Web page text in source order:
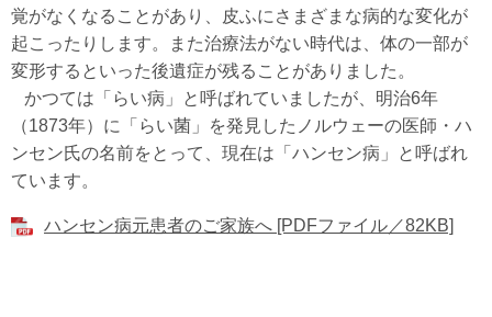
覚がなくなることがあり、皮ふにさまざまな病的な変化が
起こったりします。また治療法がない時代は、体の一部が
変形するといった後遺症が残ることがありました。
かつては「らい病」と呼ばれていましたが、明治6年
（1873年）に「らい菌」を発見したノルウェーの医師・ハ
ンセン氏の名前をとって、現在は「ハンセン病」と呼ばれ
ています。
ハンセン病元患者のご家族へ [PDFファイル／82KB]